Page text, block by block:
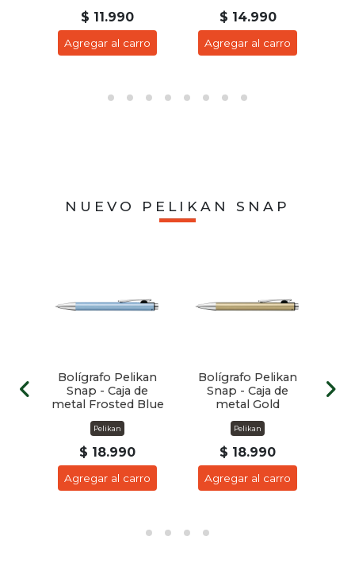
$ 11.990
Agregar al carro
$ 14.990
Agregar al carro
NUEVO PELIKAN SNAP
Bolígrafo Pelikan
Snap - Caja de
metal Frosted Blue
Pelikan
$ 18.990
Agregar al carro
Bolígrafo Pelikan
Snap - Caja de
metal Gold
Pelikan
$ 18.990
Agregar al carro